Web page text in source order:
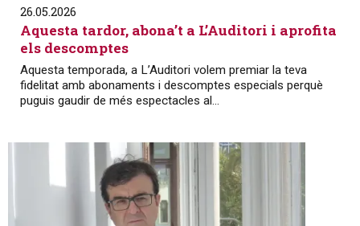
26.05.2026
Aquesta tardor, abona’t a L’Auditori i aprofita
els descomptes
Aquesta temporada, a L’Auditori volem premiar la teva
fidelitat amb abonaments i descomptes especials perquè
puguis gaudir de més espectacles al...